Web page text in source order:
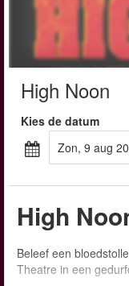
High Noon
Kies de datum
zon, 9 aug
High
Beleef een
Theatre in een